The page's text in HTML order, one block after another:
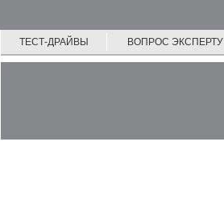
ТЕСТ-ДРАЙВЫ ВОПРОС ЭКСПЕРТУ